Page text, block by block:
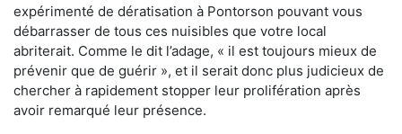
expérimenté de dératisation à Pontorson pouvant vous
débarrasser de tous ces nuisibles que votre local
abriterait. Comme le dit l’adage, « il est toujours mieux de
prévenir que de guérir », et il serait donc plus judicieux de
chercher à rapidement stopper leur prolifération après
avoir remarqué leur présence.